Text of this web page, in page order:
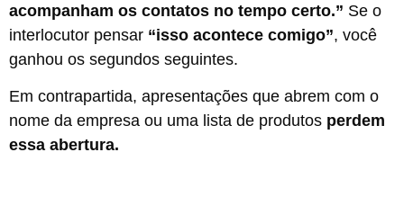
acompanham os contatos no tempo certo.” Se o
interlocutor pensar “isso acontece comigo”, você
ganhou os segundos seguintes.
Em contrapartida, apresentações que abrem com o
nome da empresa ou uma lista de produtos perdem
essa abertura.